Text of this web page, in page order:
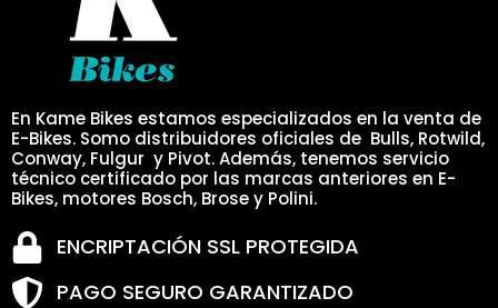
En Kame Bikes estamos especializados en la venta de
E-Bikes. Somo distribuidores oficiales de Bulls, Rotwild,
Conway, Fulgur y Pivot. Además, tenemos servicio
técnico certificado por las marcas anteriores en E-
Bikes, motores Bosch, Brose y Polini.
ENCRIPTACIÓN SSL PROTEGIDA
PAGO SEGURO GARANTIZADO